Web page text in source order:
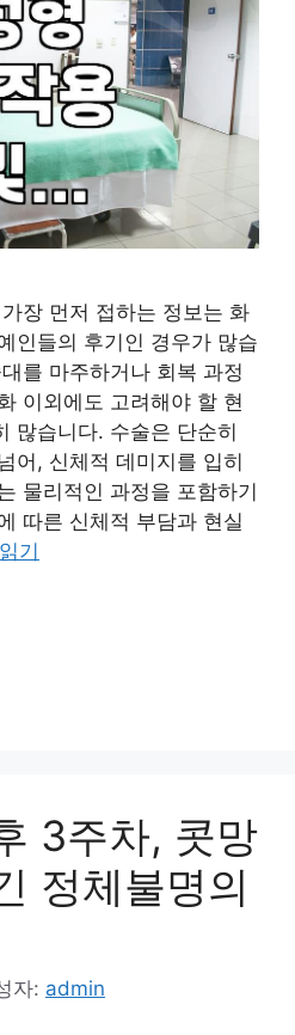
장 먼저 접하는 정보는 화
인들의 후기인 경우가 많습
를 마주하거나 회복 과정
이외에도 고려해야 할 현
많습니다. 수술은 단순히
어, 신체적 데미지를 입히
물리적인 과정을 포함하기
따른 신체적 부담과 현실
기
3주차, 콧망
정체불명의
자: admin